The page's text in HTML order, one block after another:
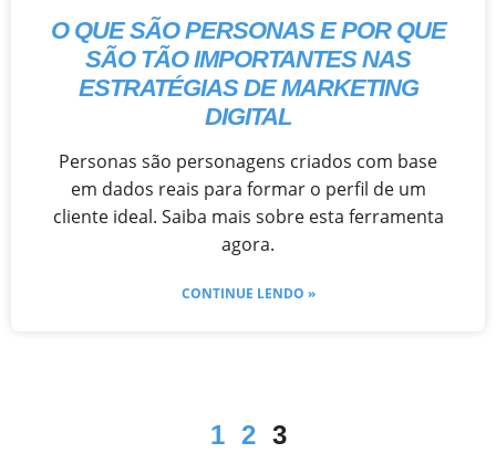
O QUE SÃO PERSONAS E POR QUE
SÃO TÃO IMPORTANTES NAS
ESTRATÉGIAS DE MARKETING
DIGITAL
Personas são personagens criados com base
em dados reais para formar o perfil de um
cliente ideal. Saiba mais sobre esta ferramenta
agora.
CONTINUE LENDO »
1 2 3